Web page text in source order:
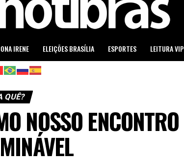
IRENE ELEIÇÕES BRASÍLIA ESPORTES LEITURA VIP
QUÊ?
NOSSO ENCONTRO